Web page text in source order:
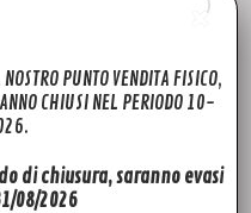
PUNTO VENDITA FISICO,
CHIUSI NEL PERIODO 10-
di chiusura, saranno evasi
08/2026